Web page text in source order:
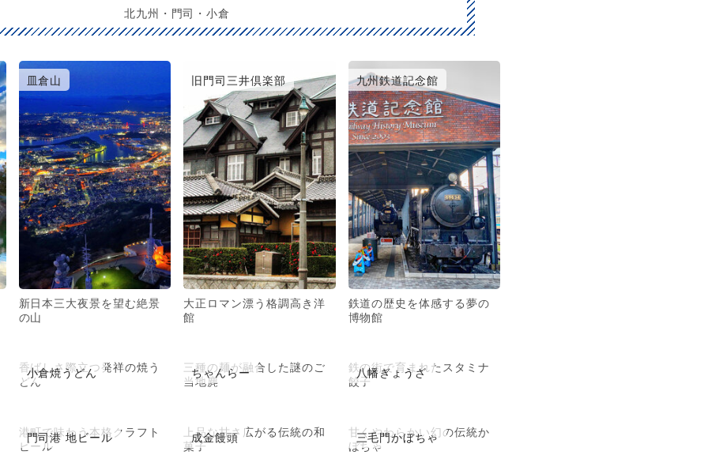
北九州・門司・小倉
皿倉山
新日本三大夜景を望む絶景
の山
旧門司三井倶楽部
大正ロマン漂う格調高き洋
館
九州鉄道記念館
鉄道の歴史を体感する夢の
博物館
小倉焼うどん
香ばしさ際立つ発祥の焼う
どん
ちゃんらー
三種の麺が融合した謎のご
当地麂
八幡ぎょうざ
鉄の街で育まれたスタミナ
餃子
門司港 地ビール
港町で味わう本格クラフト
ビール
成金饅頭
上品な甘さ広がる伝統の和
菓子
三毛門かぼちゃ
甘くやわらかい幻の伝統か
ぼちゃ